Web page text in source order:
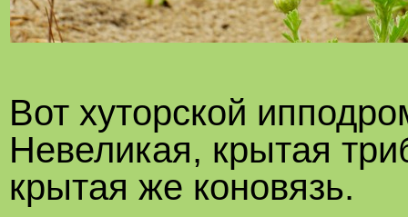
Вот хуторской
Невеликая, крытая
крытая же коновязь.